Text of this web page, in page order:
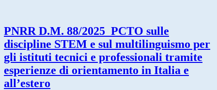
PNRR D.M. 88/2025_PCTO sulle
discipline STEM e sul multilinguismo per
gli istituti tecnici e professionali tramite
esperienze di orientamento in Italia e
all’estero